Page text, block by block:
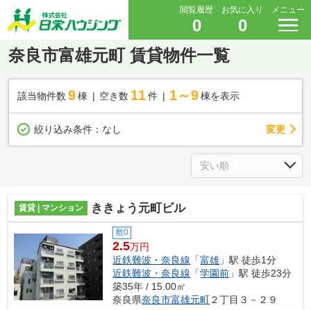
閲覧履歴
0
お気に入り
0
メニュー
奈良市富雄元町 賃貸物件一覧
該当物件数 9棟 空き数 11 件 1～9 棟を表示
絞り込み条件： なし 変更
賃貸 | マンション ききょう元町ビル
敷0
2.5万円
近鉄難波・奈良線 「富雄 」駅 徒歩1分
近鉄難波・奈良線 「学園前 」駅 徒歩23分
築35年 / 15.00㎡
奈良県奈良市富雄元町２丁目３－２９